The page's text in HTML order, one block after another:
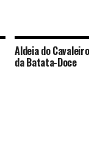
Aldeia do
da Batata-Doce